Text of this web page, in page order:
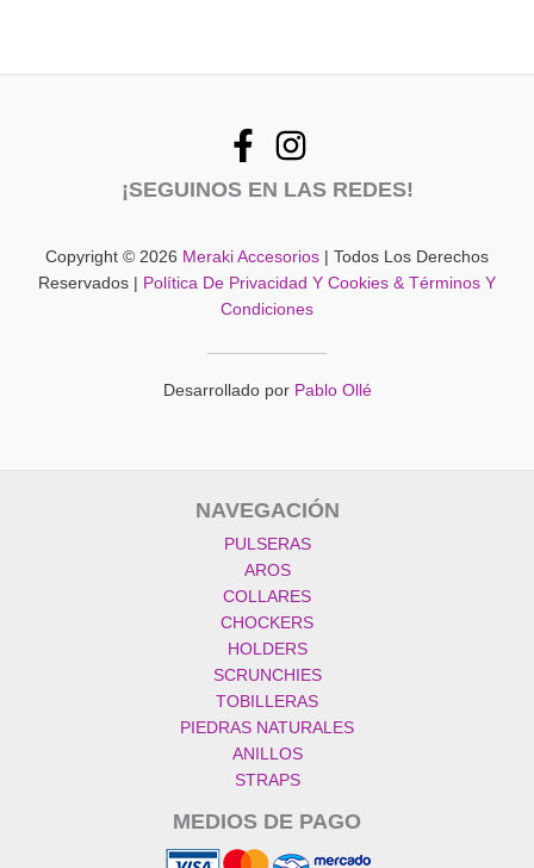
¡SEGUINOS EN LAS REDES!
Copyright © 2026 Meraki Accesorios | Todos Los Derechos
Reservados |
Política De Privacidad Y Cookies & Términos Y
Condiciones
Desarrollado por Pablo Ollé
NAVEGACIÓN
PULSERAS
AROS
COLLARES
CHOCKERS
HOLDERS
SCRUNCHIES
TOBILLERAS
PIEDRAS NATURALES
ANILLOS
STRAPS
MEDIOS DE PAGO